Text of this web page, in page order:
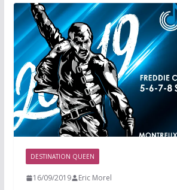
DESTINATION QUEEN
16/09/2019 Eric Morel